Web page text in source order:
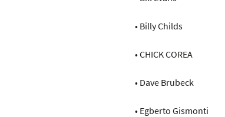
• Billy Childs
• CHICK COREA
• Dave Brubeck
• Egberto Gismonti